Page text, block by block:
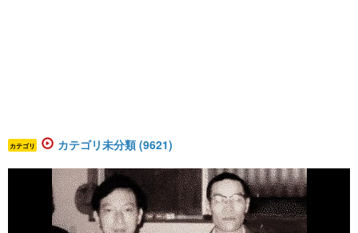
カテゴリ カテゴリ未分類 (9621)